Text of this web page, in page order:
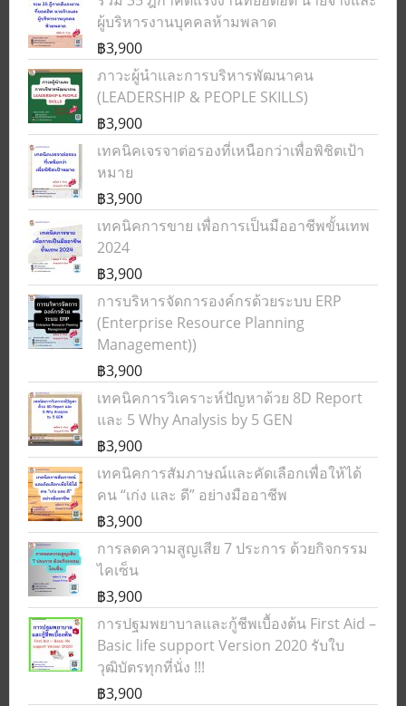
ผู้บริหารงานบุคคลห้ามพลาด
฿3,900
ภาวะผู้นำและการบริหารพัฒนาคน
(LEADERSHIP & PEOPLE SKILLS)
฿3,900
เทคนิคเจรจาต่อรองที่เหนือกว่าเพื่อพิชิตเป้า
หมาย
฿3,900
เทคนิคการขาย เพื่อการเป็นมืออาชีพขั้นเทพ
2024
฿3,900
การบริหารจัดการองค์กรด้วยระบบ ERP
(Enterprise Resource Planning
Management))
฿3,900
เทคนิคการวิเคราะห์ปัญหาด้วย 8D Report
และ 5 Why Analysis by 5 GEN
฿3,900
เทคนิคการสัมภาษณ์และคัดเลือกเพื่อให้ได้
คน “เก่ง และ ดี” อย่างมืออาชีพ
฿3,900
การลดความสูญเสีย 7 ประการ ด้วยกิจกรรม
ไคเซ็น
฿3,900
การปฐมพยาบาลและกู้ชีพเบื้องต้น First Aid –
Basic life support Version 2020 รับใบ
วุฒิบัตรทุกที่นั่ง !!!
฿3,900